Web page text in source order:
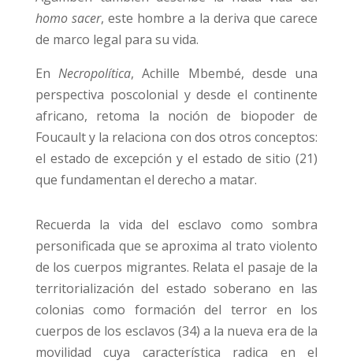
homo sacer, este hombre a la deriva que carece
de marco legal para su vida.
EnNecropolítica, Achille Mbembé, desde una
perspectiva poscolonial y desde el continente
africano, retoma la noción de biopoder de
Foucault y la relaciona con dos otros conceptos:
el estado de excepción y el estado de sitio (21)
que fundamentan el derecho a matar.
Recuerda la vida del esclavo como sombra
personificada que se aproxima al trato violento
de los cuerpos migrantes. Relata el pasaje de la
territorialización del estado soberano en las
colonias como formación del terror en los
cuerpos de los esclavos (34) a la nueva era de la
movilidad cuya característica radica en el